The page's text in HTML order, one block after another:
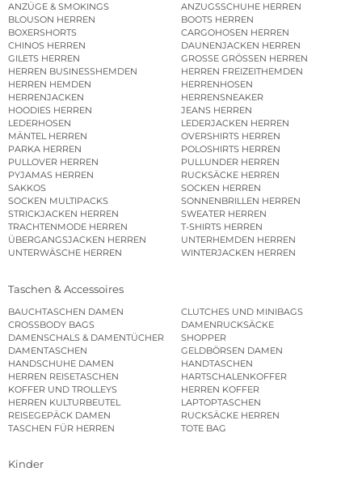
ANZÜGE & SMOKINGS
ANZUGSSCHUHE HERREN
BLOUSON HERREN
BOOTS HERREN
BOXERSHORTS
CARGOHOSEN HERREN
CHINOS HERREN
DAUNENJACKEN HERREN
GILETS HERREN
GROSSE GRÖSSEN HERREN
HERREN BUSINESSHEMDEN
HERREN FREIZEITHEMDEN
HERREN HEMDEN
HERRENHOSEN
HERRENJACKEN
HERRENSNEAKER
HOODIES HERREN
JEANS HERREN
LEDERHOSEN
LEDERJACKEN HERREN
MÄNTEL HERREN
OVERSHIRTS HERREN
PARKA HERREN
POLOSHIRTS HERREN
PULLOVER HERREN
PULLUNDER HERREN
PYJAMAS HERREN
RUCKSÄCKE HERREN
SAKKOS
SOCKEN HERREN
SOCKEN MULTIPACKS
SONNENBRILLEN HERREN
STRICKJACKEN HERREN
SWEATER HERREN
TRACHTENMODE HERREN
T-SHIRTS HERREN
ÜBERGANGSJACKEN HERREN
UNTERHEMDEN HERREN
UNTERWÄSCHE HERREN
WINTERJACKEN HERREN
Taschen & Accessoires
BAUCHTASCHEN DAMEN
CLUTCHES UND MINIBAGS
CROSSBODY BAGS
DAMENRUCKSÄCKE
DAMENSCHALS & DAMENTÜCHER
SHOPPER
DAMENTASCHEN
GELDBÖRSEN DAMEN
HANDSCHUHE DAMEN
HANDTASCHEN
HERREN REISETASCHEN
HARTSCHALENKOFFER
KOFFER UND TROLLEYS
HERREN KOFFER
HERREN KULTURBEUTEL
LAPTOPTASCHEN
REISEGEPÄCK DAMEN
RUCKSÄCKE HERREN
TASCHEN FÜR HERREN
TOTE BAG
Kinder